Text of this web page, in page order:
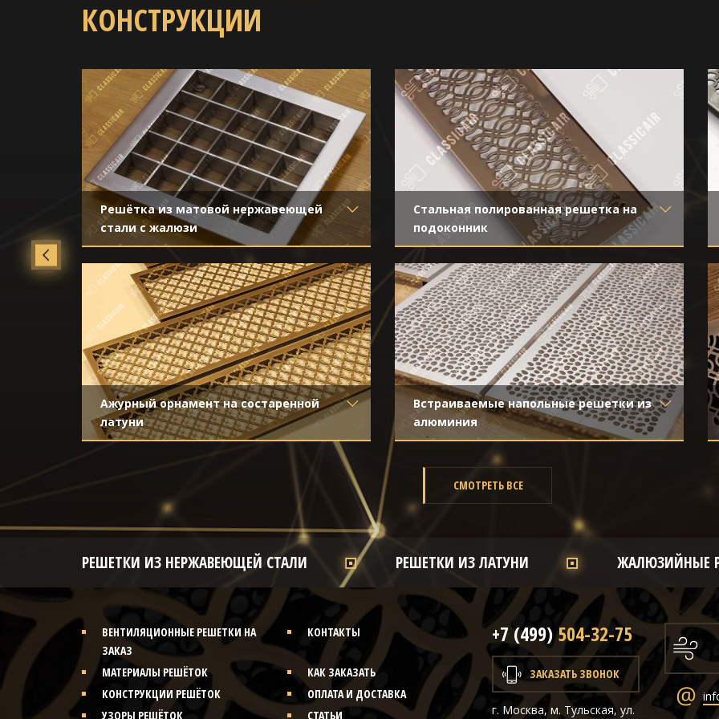
КОНСТРУКЦИИ
Решётка из матовой нержавеющей
стали с жалюзи
Материал- Нержавеющая сталь
Отделка- Шлифованная нержавейка
Ажурный орнамент на состаренной
латуни
Материал- Латунь
Стальная полированная решетка на
подоконник
Материал- Нержавеющая сталь
Отделка- Полированная нержавейка
Встраиваемые напольные решетки из
алюминия
Материал- Алюминий
- Шлифованный алюминий
СМОТРЕТЬ ВСЕ
РЕШЕТКИ ИЗ НЕРЖАВЕЮЩЕЙ СТАЛИ РЕШЕТКИ ИЗ ЛАТУНИ ЖАЛЮЗИЙНЫЕ
ВЕНТИЛЯЦИОННЫЕ РЕШЕТКИ НА
ЗАКАЗ
КОНТАКТЫ
МАТЕРИАЛЫ РЕШЁТОК
КАК ЗАКАЗАТЬ
КОНСТРУКЦИИ РЕШЁТОК
ОПЛАТА И ДОСТАВКА
УЗОРЫ РЕШЁТОК
СТАТЬИ
+7 (499)504-32-75
ЗАКАЗАТЬ ЗВОНОК
г. Москва, м. Тульская, ул.